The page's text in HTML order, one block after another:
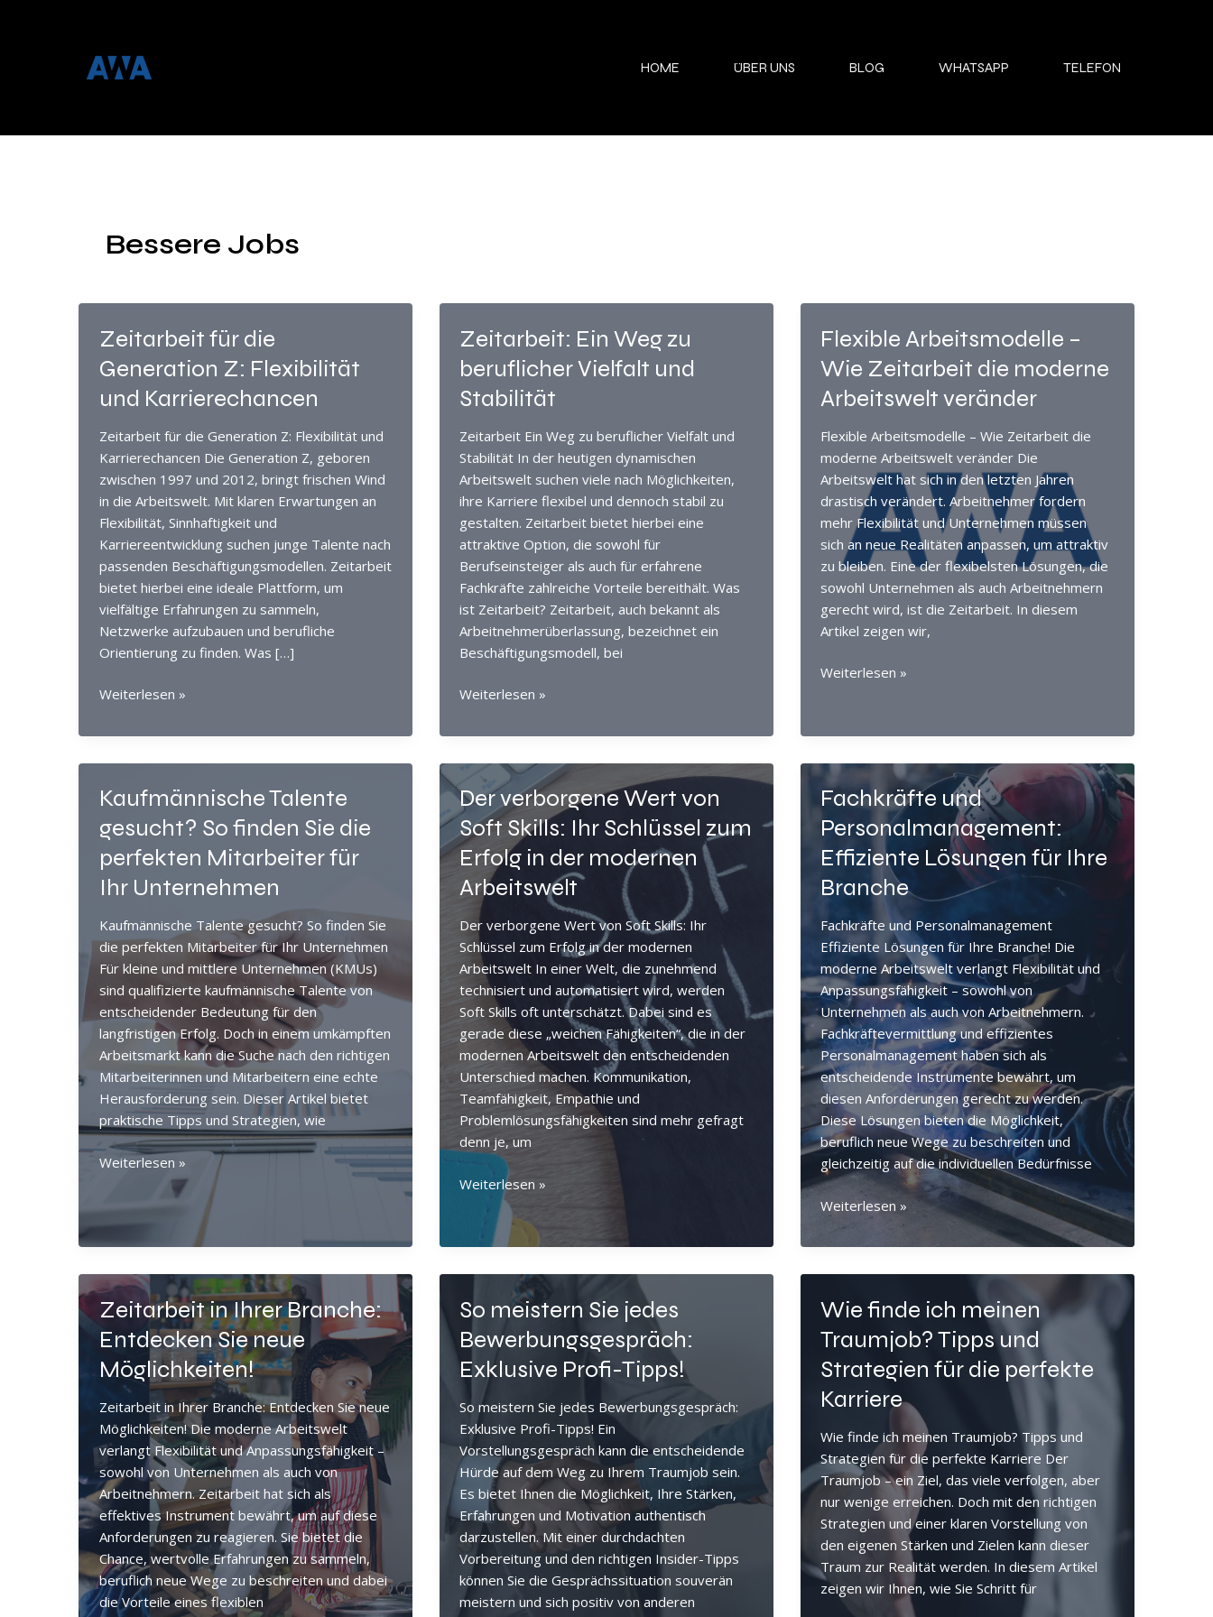
HOME ÜBER UNS BLOG WHATSAPP TELEFON
Bessere Jobs
Zeitarbeit für die
Generation Z: Flexibilität
und Karrierechancen
Zeitarbeit für die Generation Z: Flexibilität und
Karrierechancen Die Generation Z, geboren
zwischen 1997 und 2012, bringt frischen Wind
in die Arbeitswelt. Mit klaren Erwartungen an
Flexibilität, Sinnhaftigkeit und
Karriereentwicklung suchen junge Talente nach
passenden Beschäftigungsmodellen. Zeitarbeit
bietet hierbei eine ideale Plattform, um
vielfältige Erfahrungen zu sammeln,
Netzwerke aufzubauen und berufliche
Orientierung zu finden. Was […]
Zeitarbeit
die
Flexibilität
und
Karrierechancen
Weiterlesen »
Zeitarbeit: Ein Weg zu
beruflicher Vielfalt und
Stabilität
Zeitarbeit Ein Weg zu beruflicher Vielfalt und
Stabilität In der heutigen dynamischen
Arbeitswelt suchen viele nach Möglichkeiten,
ihre Karriere flexibel und dennoch stabil zu
gestalten. Zeitarbeit bietet hierbei eine
attraktive Option, die sowohl für
Berufseinsteiger als auch für erfahrene
Fachkräfte zahlreiche Vorteile bereithält. Was
ist Zeitarbeit? Zeitarbeit, auch bekannt als
Arbeitnehmerüberlassung, bezeichnet ein
Beschäftigungsmodell, bei
Zeitarbeit:
Weg
beruflicher
Vielfalt
und
Stabilität
Weiterlesen »
Flexible Arbeitsmodelle –
Wie Zeitarbeit die moderne
Arbeitswelt veränder
Flexible Arbeitsmodelle – Wie Zeitarbeit die
moderne Arbeitswelt veränder Die
Arbeitswelt hat sich in den letzten Jahren
drastisch verändert. Arbeitnehmer fordern
mehr Flexibilität und Unternehmen müssen
sich an neue Realitäten anpassen, um attraktiv
zu bleiben. Eine der flexibelsten Lösungen, die
sowohl Unternehmen als auch Arbeitnehmern
gerecht wird, ist die Zeitarbeit. In diesem
Artikel zeigen wir,
Flexible
Wie
die
moderne
Arbeitswelt
veränder
Weiterlesen »
Kaufmännische Talente
gesucht? So finden Sie die
perfekten Mitarbeiter für
Ihr Unternehmen
Kaufmännische Talente gesucht? So finden Sie
die perfekten Mitarbeiter für Ihr Unternehmen
Für kleine und mittlere Unternehmen (KMUs)
sind qualifizierte kaufmännische Talente von
entscheidender Bedeutung für den
langfristigen Erfolg. Doch in einem umkämpften
Arbeitsmarkt kann die Suche nach den richtigen
Mitarbeiterinnen und Mitarbeitern eine echte
Herausforderung sein. Dieser Artikel bietet
praktische Tipps und Strategien, wie
Kaufmännische
So
finden
die
perfekten
Mitarbeiter
Ihr
Unternehmen
Weiterlesen »
Der verborgene Wert von
Soft Skills: Ihr Schlüssel zum
Erfolg in der modernen
Arbeitswelt
Der verborgene Wert von Soft Skills: Ihr
Schlüssel zum Erfolg in der modernen
Arbeitswelt In einer Welt, die zunehmend
technisiert und automatisiert wird, werden
Soft Skills oft unterschätzt. Dabei sind es
gerade diese „weichen Fähigkeiten“, die in der
modernen Arbeitswelt den entscheidenden
Unterschied machen. Kommunikation,
Teamfähigkeit, Empathie und
Problemlösungsfähigkeiten sind mehr gefragt
denn je, um
Der
verborgene
von
Ihr
Schlüssel
Erfolg
in
der
modernen
Arbeitswelt
Weiterlesen »
Fachkräfte und
Personalmanagement:
Effiziente Lösungen für Ihre
Branche
Fachkräfte und Personalmanagement
Effiziente Lösungen für Ihre Branche! Die
moderne Arbeitswelt verlangt Flexibilität und
Anpassungsfähigkeit – sowohl von
Unternehmen als auch von Arbeitnehmern.
Fachkräftevermittlung und effizientes
Personalmanagement haben sich als
entscheidende Instrumente bewährt, um
diesen Anforderungen gerecht zu werden.
Diese Lösungen bieten die Möglichkeit,
beruflich neue Wege zu beschreiten und
gleichzeitig auf die individuellen Bedürfnisse
Fachkräfte
und
Personalmanagement:
für
Ihre
Weiterlesen »
Zeitarbeit in Ihrer Branche:
Entdecken Sie neue
Möglichkeiten!
Zeitarbeit in Ihrer Branche: Entdecken Sie neue
Möglichkeiten! Die moderne Arbeitswelt
verlangt Flexibilität und Anpassungsfähigkeit –
sowohl von Unternehmen als auch von
Arbeitnehmern. Zeitarbeit hat sich als
effektives Instrument bewährt, um auf diese
Anforderungen zu reagieren. Sie bietet die
Chance, wertvolle Erfahrungen zu sammeln,
beruflich neue Wege zu beschreiten und dabei
die Vorteile eines flexiblen
So meistern Sie jedes
Bewerbungsgespräch:
Exklusive Profi-Tipps!
So meistern Sie jedes Bewerbungsgespräch:
Exklusive Profi-Tipps! Ein
Vorstellungsgespräch kann die entscheidende
Hürde auf dem Weg zu Ihrem Traumjob sein.
Es bietet Ihnen die Möglichkeit, Ihre Stärken,
Erfahrungen und Motivation authentisch
darzustellen. Mit einer durchdachten
Vorbereitung und den richtigen Insider-Tipps
können Sie die Gesprächssituation souverän
meistern und sich positiv von anderen
Wie finde ich meinen
Traumjob? Tipps und
Strategien für die perfekte
Karriere
Wie finde ich meinen Traumjob? Tipps und
Strategien für die perfekte Karriere Der
Traumjob – ein Ziel, das viele verfolgen, aber
nur wenige erreichen. Doch mit den richtigen
Strategien und einer klaren Vorstellung von
den eigenen Stärken und Zielen kann dieser
Traum zur Realität werden. In diesem Artikel
zeigen wir Ihnen, wie Sie Schritt für